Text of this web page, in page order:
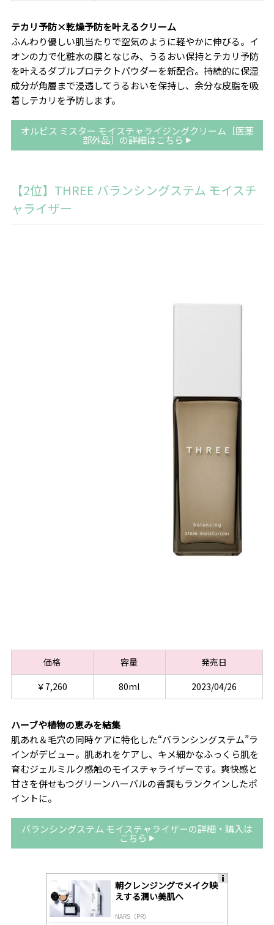
テカリ予防×乾燥予防を叶えるクリーム
ふんわり優しい肌当たりで空気のように軽やかに伸びる。イ
オンの力で化粧水の膜となじみ、うるおい保持とテカリ予防
を叶えるダブルプロテクトパウダーを新配合。持続的に保湿
成分が角層まで浸透してうるおいを保持し、余分な皮脂を吸
着しテカリを予防します。
オルビス ミスター モイスチャライジングクリーム［医薬
部外品］の詳細はこちら
【2位】THREE バランシングステム モイスチ
ャライザー
価格 容量
発売日
￥7,260
80ml 2023/04/26
ハーブや植物の恵みを結集
肌あれ＆毛穴の同時ケアに特化した“バランシングステム”ラ
インがデビュー。肌あれをケアし、キメ細かなふっくら肌を
育むジェルミルク感触のモイスチャライザーです。爽快感と
甘さを併せもつグリーンハーバルの香調もランクインしたポ
イントに。
バランシングステム モイスチャライザーの詳細・購入は
こちら
朝クレンジングでメイク映
えする潤い美肌へ
NARS（PR）